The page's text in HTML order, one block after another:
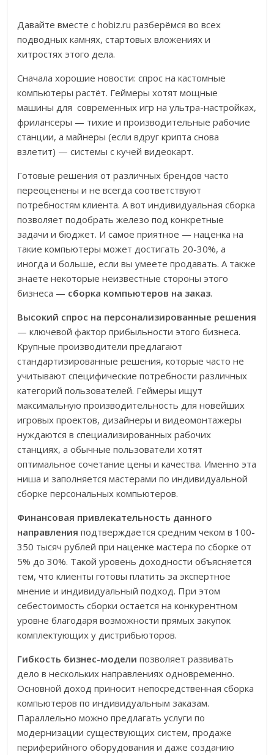
Давайте вместе с hobiz.ru разберёмся во всех
подводных камнях, стартовых вложениях и
хитростях этого дела.
Сначала хорошие новости: спрос на кастомные
компьютеры растёт. Геймеры хотят мощные
машины для современных игр на ультра-настройках,
фрилансеры — тихие и производительные рабочие
станции, а майнеры (если вдруг крипта снова
взлетит) — системы с кучей видеокарт.
Готовые решения от различных брендов часто
переоценены и не всегда соответствуют
потребностям клиента. А вот индивидуальная сборка
позволяет подобрать железо под конкретные
задачи и бюджет. И самое приятное — наценка на
такие компьютеры может достигать 20-30%, а
иногда и больше, если вы умеете продавать. А также
знаете некоторые неизвестные стороны этого
бизнеса — сборка компьютеров на заказ.
Высокий спрос на персонализированные решения
— ключевой фактор прибыльности этого бизнеса.
Крупные производители предлагают
стандартизированные решения, которые часто не
учитывают специфические потребности различных
категорий пользователей. Геймеры ищут
максимальную производительность для новейших
игровых проектов, дизайнеры и видеомонтажеры
нуждаются в специализированных рабочих
станциях, а обычные пользователи хотят
оптимальное сочетание цены и качества. Именно эта
ниша и заполняется мастерами по индивидуальной
сборке персональных компьютеров.
Финансовая привлекательность данного
направления подтверждается средним чеком в 100-
350 тысяч рублей при наценке мастера по сборке от
5% до 30%. Такой уровень доходности объясняется
тем, что клиенты готовы платить за экспертное
мнение и индивидуальный подход. При этом
себестоимость сборки остается на конкурентном
уровне благодаря возможности прямых закупок
комплектующих у дистрибьюторов.
Гибкость бизнес-модели позволяет развивать
дело в нескольких направлениях одновременно.
Основной доход приносит непосредственная сборка
компьютеров по индивидуальным заказам.
Параллельно можно предлагать услуги по
модернизации существующих систем, продаже
периферийного оборудования и даже созданию